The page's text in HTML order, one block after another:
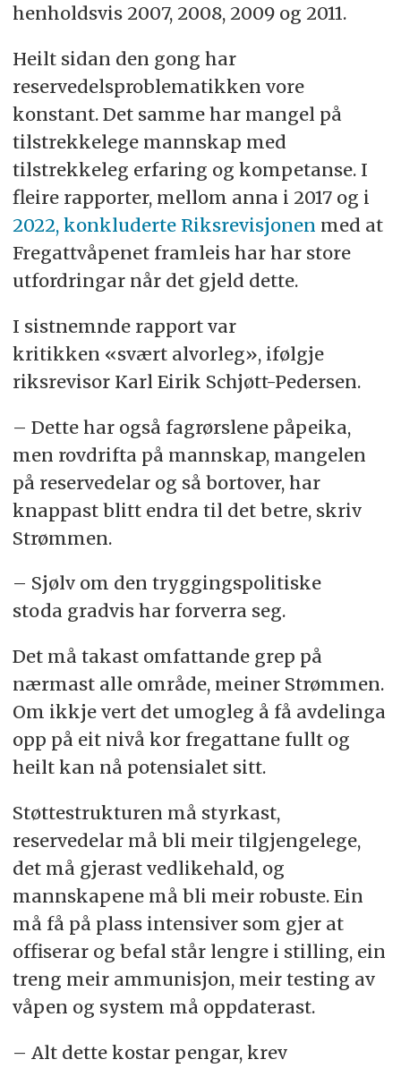
henholdsvis 2007, 2008, 2009 og 2011.
Heilt sidan den gong har
reservedelsproblematikken vore
konstant. Det samme har mangel på
tilstrekkelege mannskap med
tilstrekkeleg erfaring og kompetanse. I
fleire rapporter, mellom anna i 2017 og i
2022, konkluderte Riksrevisjonen med at
Fregattvåpenet framleis har har store
utfordringar når det gjeld dette.
I sistnemnde rapport var
kritikken «svært alvorleg», ifølgje
riksrevisor Karl Eirik Schjøtt-Pedersen.
– Dette har også fagrørslene påpeika,
men rovdrifta på mannskap, mangelen
på reservedelar og så bortover, har
knappast blitt endra til det betre, skriv
Strømmen.
– Sjølv om den tryggingspolitiske
stoda gradvis har forverra seg.
Det må takast omfattande grep på
nærmast alle område, meiner Strømmen.
Om ikkje vert det umogleg å få avdelinga
opp på eit nivå kor fregattane fullt og
heilt kan nå potensialet sitt.
Støttestrukturen må styrkast,
reservedelar må bli meir tilgjengelege,
det må gjerast vedlikehald, og
mannskapene må bli meir robuste. Ein
må få på plass intensiver som gjer at
offiserar og befal står lengre i stilling, ein
treng meir ammunisjon, meir testing av
våpen og system må oppdaterast.
– Alt dette kostar pengar, krev